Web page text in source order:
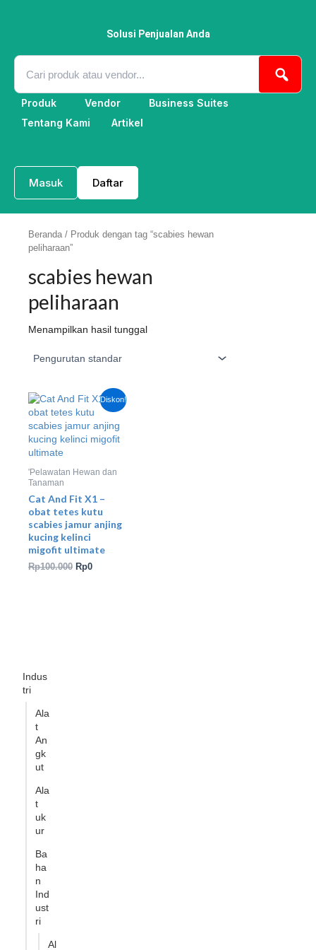
Solusi Penjualan Anda
Produk Vendor
Business Suites
Tentang Kami
Artikel
Masuk Daftar
Indus
tri
Ala
t
An
gk
ut
Ala
t
uk
ur
Ba
ha
n
Ind
ust
ri
Al
Beranda / Produk dengan tag “scabies hewan
peliharaan”
scabies hewan
peliharaan
Menampilkan hasil tunggal
Diskon!
'Pelawatan Hewan dan
Tanaman
Cat And Fit X1 –
obat tetes kutu
scabies jamur anjing
kucing kelinci
migofit ultimate
Rp100.000
Harga
aslinya
adalah:
Rp100.000.
Rp0
Harga
saat
adalah:
Rp0.